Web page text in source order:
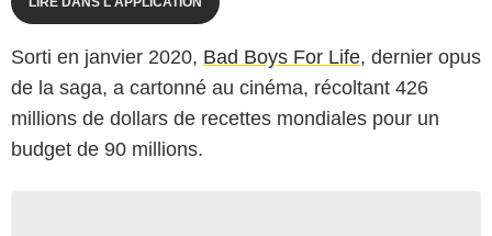
Sorti en janvier 2020, Bad Boys For Life, dernier opus
de la saga, a cartonné au cinéma, récoltant 426
millions de dollars de recettes mondiales pour un
budget de 90 millions.